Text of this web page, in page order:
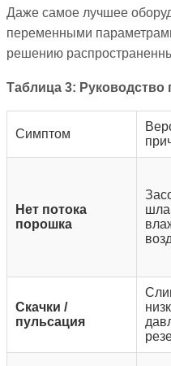
Даже самое лучшее
переменными
решению
Таблица 3:
Симптом
Нет потока
порошка
Скачки /
пульсация